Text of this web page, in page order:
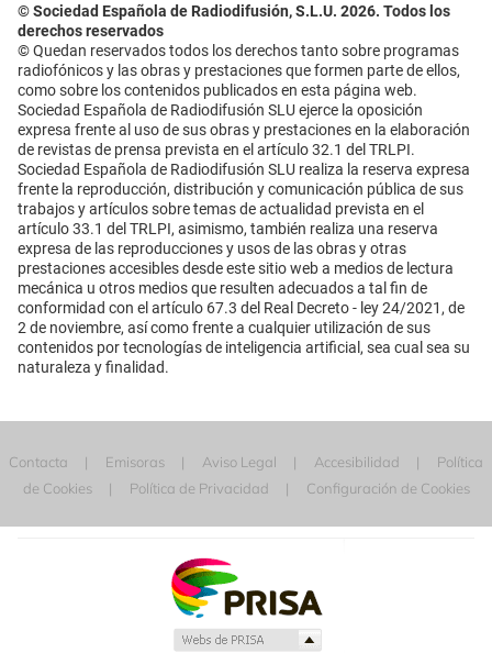
© Sociedad Española de Radiodifusión, S.L.U. 2026. Todos los
derechos reservados
© Quedan reservados todos los derechos tanto sobre programas
radiofónicos y las obras y prestaciones que formen parte de ellos,
como sobre los contenidos publicados en esta página web.
Sociedad Española de Radiodifusión SLU ejerce la oposición
expresa frente al uso de sus obras y prestaciones en la elaboración
de revistas de prensa prevista en el artículo 32.1 del TRLPI.
Sociedad Española de Radiodifusión SLU realiza la reserva expresa
frente la reproducción, distribución y comunicación pública de sus
trabajos y artículos sobre temas de actualidad prevista en el
artículo 33.1 del TRLPI, asimismo, también realiza una reserva
expresa de las reproducciones y usos de las obras y otras
prestaciones accesibles desde este sitio web a medios de lectura
mecánica u otros medios que resulten adecuados a tal fin de
conformidad con el artículo 67.3 del Real Decreto - ley 24/2021, de
2 de noviembre, así como frente a cualquier utilización de sus
contenidos por tecnologías de inteligencia artificial, sea cual sea su
naturaleza y finalidad.
Contacta Emisoras Aviso Legal Accesibilidad
Política
de Cookies
Política de Privacidad Configuración de Cookies